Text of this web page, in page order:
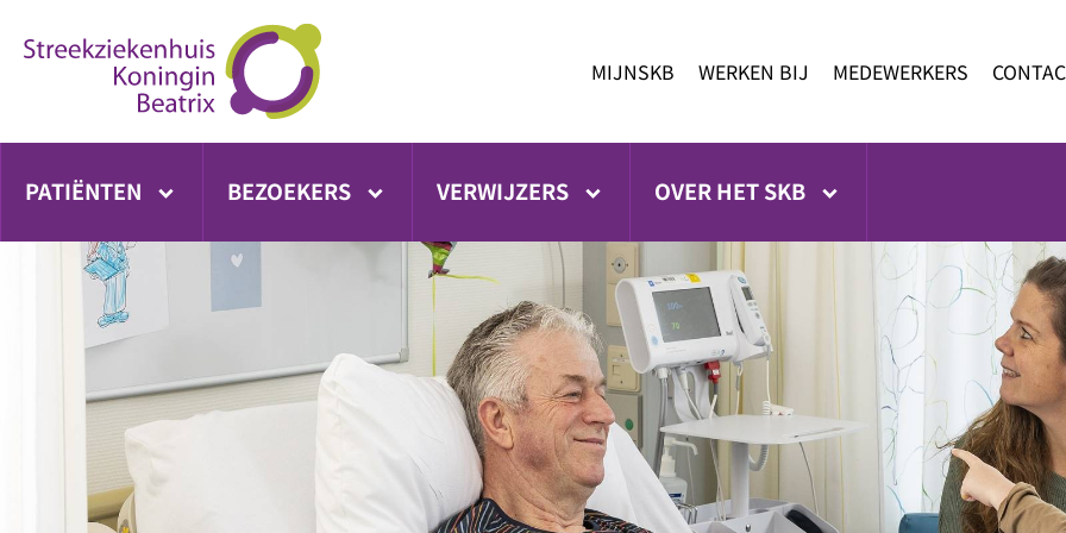
direct
MIJNSKB WERKEN BIJ MEDEWERKERS
PATIËNTEN BEZOEKERS VERWIJZERS OVER HET SKB